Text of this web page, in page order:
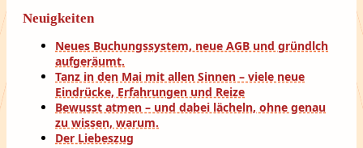
Neuigkeiten
Neues Buchungssystem, neue AGB und gründlch
aufgeräumt.
Tanz in den Mai mit allen Sinnen – viele neue
Eindrücke, Erfahrungen und Reize
Bewusst atmen – und dabei lächeln, ohne genau
zu wissen, warum.
Der Liebeszug